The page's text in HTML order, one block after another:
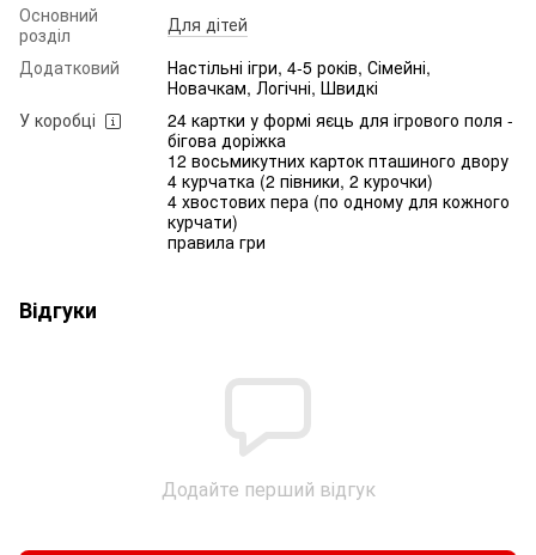
Основний
розділ
Для дітей
Додатковий
Настільні ігри, 4-5 років, Сімейні,
Новачкам, Логічні, Швидкі
У коробці
24 картки у формі яєць для ігрового поля -
бігова доріжка
12 восьмикутних карток пташиного двору
4 курчатка (2 півники, 2 курочки)
4 хвостових пера (по одному для кожного
курчати)
правила гри
Відгуки
Додайте перший відгук